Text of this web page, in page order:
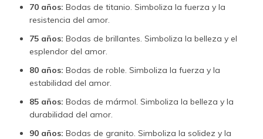
70 años: Bodas de titanio. Simboliza la fuerza y la
resistencia del amor.
75 años: Bodas de brillantes. Simboliza la belleza y el
esplendor del amor.
80 años: Bodas de roble. Simboliza la fuerza y la
estabilidad del amor.
85 años: Bodas de mármol. Simboliza la belleza y la
durabilidad del amor.
90 años: Bodas de granito. Simboliza la solidez y la